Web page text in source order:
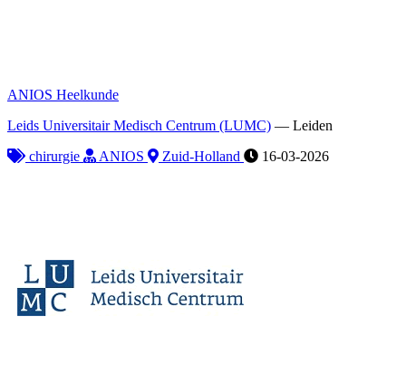
ANIOS Heelkunde
Leids Universitair Medisch Centrum (LUMC) — Leiden
chirurgie
ANIOS Zuid-Holland 16-03-2026